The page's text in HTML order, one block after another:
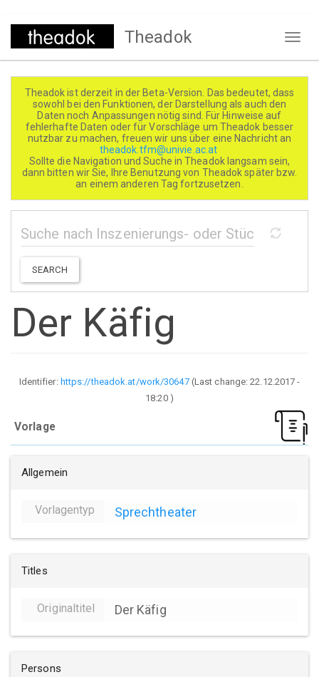
Direkt
Theadok
Theadok ist derzeit in der Beta-Version. Das bedeutet, dass
sowohl bei den Funktionen, der Darstellung als auch den
Daten noch Anpassungen nötig sind. Für Hinweise auf
fehlerhafte Daten oder für Vorschläge um Theadok besser
nutzbar zu machen, freuen wir uns über eine Nachricht an
theadok.tfm@univie.ac.at
Sollte die Navigation und Suche in Theadok langsam sein,
dann bitten wir Sie, Ihre Benutzung von Theadok später bzw.
an einem anderen Tag fortzusetzen.
SEARCH
Der Käfig
Identifier: https://theadok.at/work/30647(Last change:22.12.2017 -
18:20)
Vorlage
Allgemein
Vorlagentyp Sprechtheater
Titles
Originaltitel Der Käfig
Persons